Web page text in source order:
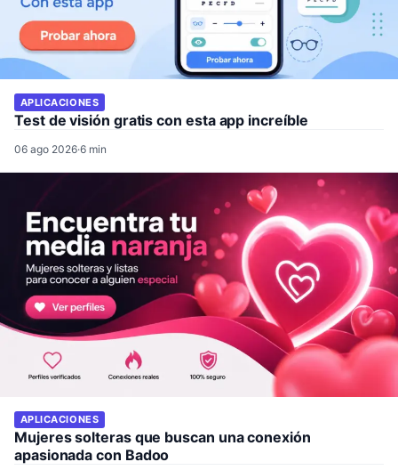
APLICACIONES
Test de visión gratis con esta app increíble
06 ago 2026·6 min
APLICACIONES
Mujeres solteras que buscan una conexión
apasionada con Badoo